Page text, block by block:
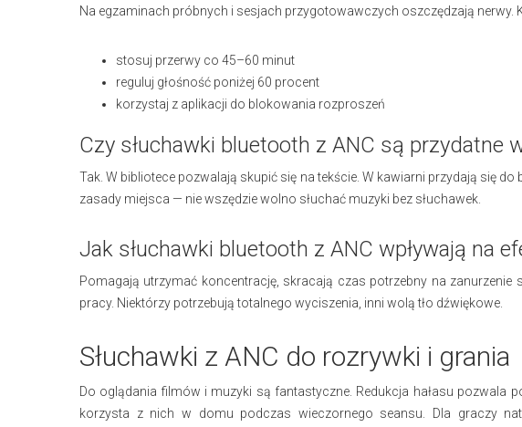
Na egzaminach próbnych i sesjach przygotowawczych oszczędzają nerwy.
stosuj przerwy co 45–60 minut
reguluj głośność poniżej 60 procent
korzystaj z aplikacji do blokowania rozproszeń
Czy słuchawki bluetooth z ANC są przydatne
Tak. W bibliotece pozwalają skupić się na tekście. W kawiarni przydają się
zasady miejsca — nie wszędzie wolno słuchać muzyki bez słuchawek.
Jak słuchawki bluetooth z ANC wpływają na
Pomagają utrzymać koncentrację, skracają czas potrzebny na zanurzenie
pracy. Niektórzy potrzebują totalnego wyciszenia, inni wolą tło dźwiękowe.
Słuchawki z ANC do rozrywki i grania
Do oglądania filmów i muzyki są fantastyczne. Redukcja hałasu pozwala
korzysta z nich w domu podczas wieczornego seansu. Dla graczy